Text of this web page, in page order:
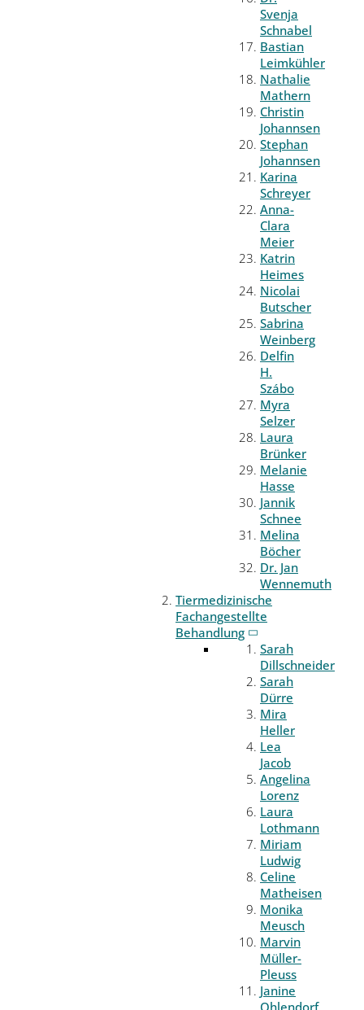
Svenja
Schnabel
Bastian
Leimkühler
Nathalie
Mathern
Christin
Johannsen
Stephan
Johannsen
Karina
Schreyer
Anna-
Clara
Meier
Katrin
Heimes
Nicolai
Butscher
Sabrina
Weinberg
Delfin
H.
Szábo
Myra
Selzer
Laura
Brünker
Melanie
Hasse
Jannik
Schnee
Melina
Böcher
Dr. Jan
Wennemuth
Tiermedizinische
Fachangestellte
Behandlung
Sarah
Dillschneider
Sarah
Dürre
Mira
Heller
Lea
Jacob
Angelina
Lorenz
Laura
Lothmann
Miriam
Ludwig
Celine
Matheisen
Monika
Meusch
Marvin
Müller-
Pleuss
Janine
Ohlendorf